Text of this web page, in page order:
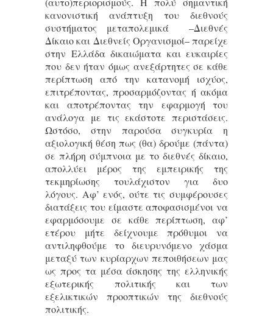
κανονιστική ανάπτυξη του διεθνούς
συστήματος μεταπολεμικά –Διεθνές
Δίκαιο και Διεθνείς Οργανισμοί– παρείχε
στην Ελλάδα δικαιώματα και ευκαιρίες
που δεν ήταν όμως ανεξάρτητες σε κάθε
περίπτωση από την κατανομή ισχύος,
επιτρέποντας, προσαρμόζοντας ή ακόμα
και αποτρέποντας την εφαρμογή του
ανάλογα με τις εκάστοτε περιστάσεις.
Ωστόσο, στην παρούσα συγκυρία η
αξιολογική θέση πως (θα) δρούμε (πάντα)
σε πλήρη σύμπνοια με το διεθνές δίκαιο,
απολλύει μέρος της εμπειρικής της
τεκμηρίωσης τουλάχιστον για δυο
λόγους. Αφ’ ενός, ούτε τις συμφέρουσες
διατάξεις του είμαστε αποφασισμένοι να
εφαρμόσουμε σε κάθε περίπτωση, αφ’
ετέρου μήτε δείχνουμε πρόθυμοι να
αντιληφθούμε το διευρυνόμενο χάσμα
μεταξύ των κυρίαρχων πεποιθήσεων μας
ως προς τα μέσα άσκησης της ελληνικής
εξωτερικής πολιτικής και των
εξελικτικών προοπτικών της διεθνούς
πολιτικής.